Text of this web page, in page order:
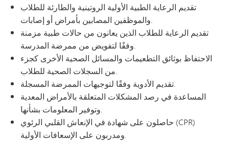
تقديم الرعاية الطبية الأولية الروتينية والطارئة للطلاب
والموظفين المصابين بأمراض أو إصابات.
تقديم الرعاية للطلاب الذين يعانون من حالات طبية مزمنة
وفقًا لتفويض من ممرضة المدرسة.
الاحتفاظ بوثائق التطعيمات والمسائل الصحية الأخرى كجزء
من السجلات الصحية للطلاب.
تقديم الأدوية وفقًا لتوجيهات الممرضة المسجلة.
المساعدة في رصد المشكلات المتعلقة بالأمراض المعدية
وتوفير المعلومات بشأنها.
حاصلون على شهادة في الإنعاش القلبي الرئوي (CPR)
ومدربون على الإسعافات الأولية.